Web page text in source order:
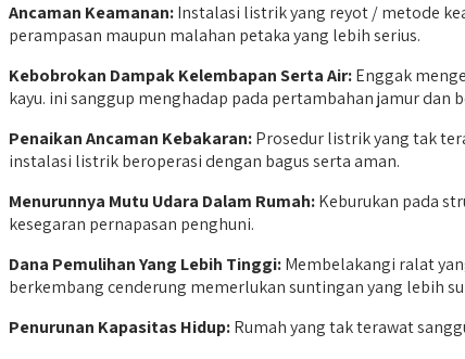
Ancaman Keamanan:Instalasi listrik yang reyot / metode
perampasan maupun malahan petaka yang lebih serius.
Kebobrokan Dampak Kelembapan Serta Air:Enggak
kayu. ini sanggup menghadap pada pertambahan jamur dan
Penaikan Ancaman Kebakaran:Prosedur listrik yang tak
instalasi listrik beroperasi dengan bagus serta aman.
Menurunnya Mutu Udara Dalam Rumah:Keburukan pada
kesegaran pernapasan penghuni.
Dana Pemulihan Yang Lebih Tinggi:Membelakangi ralat
berkembang cenderung memerlukan suntingan yang lebih
Penurunan Kapasitas Hidup:Rumah yang tak terawat